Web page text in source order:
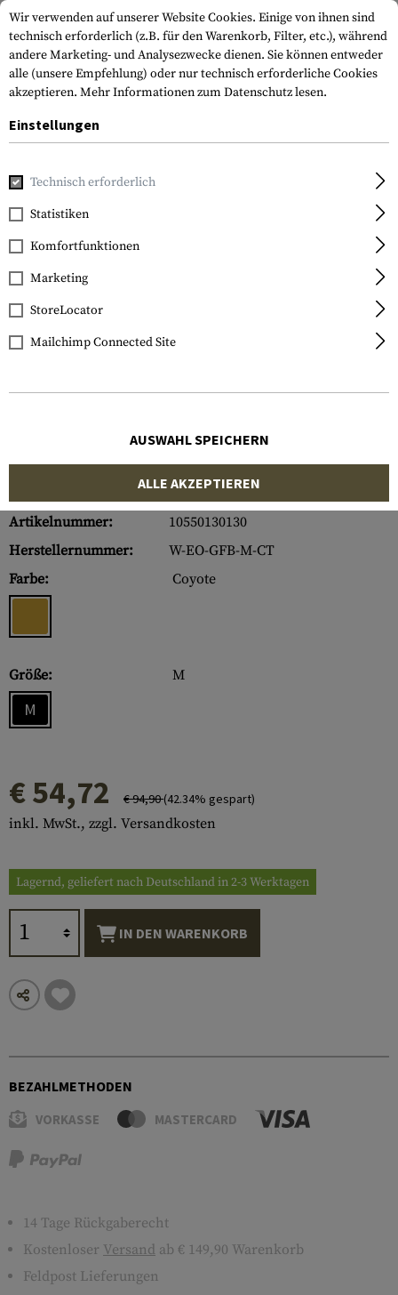
Home Tactical Gear Kampfgürtel &
Warrior
Gunfighter Belt
Artikelnummer:
10550130130
Herstellernummer:
W-EO-GFB-M-CT
Farbe:
Coyote
Größe: M
M
€ 54,72 € 94,90(42.34% gespart)
inkl. MwSt., zzgl. Versandkosten
Lagernd, geliefert nach Deutschland in 2-3 Werktagen
IN DEN WARENKORB
BEZAHLMETHODEN
VORKASSE MASTERCARD
14 Tage Rückgaberecht
Kostenloser Versand ab € 149,90 Warenkorb
Feldpost Lieferungen
Wir verwenden auf unserer Website Cookies. Einige von ihnen sind
technisch erforderlich (z.B. für den Warenkorb, Filter, etc.), während
andere Marketing- und Analysezwecke dienen. Sie können entweder
alle (unsere Empfehlung) oder nur technisch erforderliche Cookies
akzeptieren. Mehr Informationen zum Datenschutz lesen.
Einstellungen
Technisch erforderlich
Statistiken
Komfortfunktionen
Marketing
StoreLocator
Mailchimp Connected Site
AUSWAHL SPEICHERN
ALLE AKZEPTIEREN